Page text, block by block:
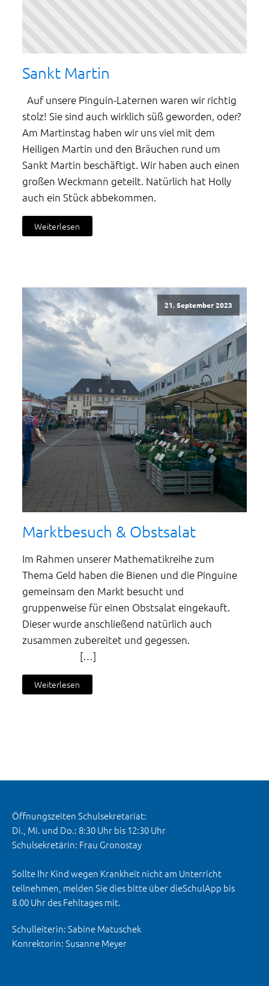
Sankt Martin
Auf unsere Pinguin-Laternen waren wir richtig
stolz! Sie sind auch wirklich süß geworden, oder?
Am Martinstag haben wir uns viel mit dem
Heiligen Martin und den Bräuchen rund um
Sankt Martin beschäftigt. Wir haben auch einen
großen Weckmann geteilt. Natürlich hat Holly
auch ein Stück abbekommen.
Weiterlesen
21. September 2023
Marktbesuch & Obstsalat
Im Rahmen unserer Mathematikreihe zum
Thema Geld haben die Bienen und die Pinguine
gemeinsam den Markt besucht und
gruppenweise für einen Obstsalat eingekauft.
Dieser wurde anschließend natürlich auch
zusammen zubereitet und gegessen.
[…]
Weiterlesen
Öffnungszeiten Schulsekretariat:
Di., Mi. und Do.: 8:30 Uhr bis 12:30 Uhr
Schulsekretärin: Frau Gronostay
Sollte Ihr Kind wegen Krankheit nicht am Unterricht
teilnehmen, melden Sie dies bitte über dieSchulApp bis
8.00 Uhr des Fehltages mit.
Schulleiterin: Sabine Matuschek
Konrektorin: Susanne Meyer